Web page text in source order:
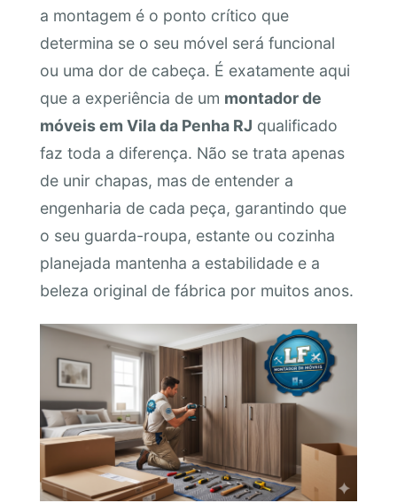
a montagem é o ponto crítico que
determina se o seu móvel será funcional
ou uma dor de cabeça. É exatamente aqui
que a experiência de um montador de
móveis em Vila da Penha RJ qualificado
faz toda a diferença. Não se trata apenas
de unir chapas, mas de entender a
engenharia de cada peça, garantindo que
o seu guarda-roupa, estante ou cozinha
planejada mantenha a estabilidade e a
beleza original de fábrica por muitos anos.